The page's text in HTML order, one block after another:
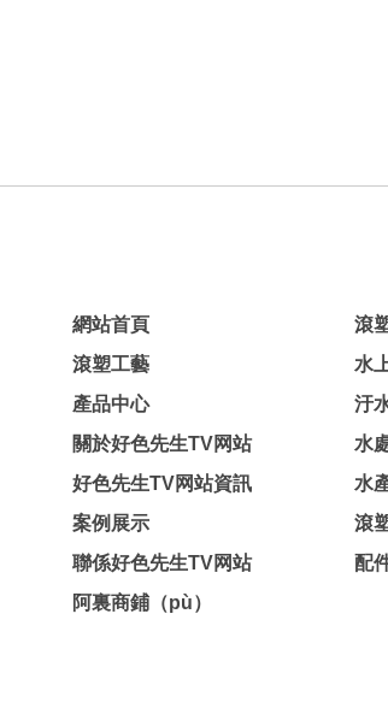
網站首頁
滾塑工藝
產品中心
關於好色先生TV网站
好色先生TV网站資訊
案例展示
聯係好色先生TV网站
阿裏商鋪（pù）
滾
水
汙
水
水
滾
配